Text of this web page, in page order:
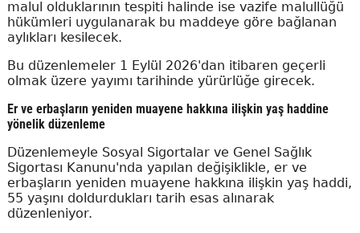
malul olduklarının tespiti halinde ise vazife malullüğü
hükümleri uygulanarak bu maddeye göre bağlanan
aylıkları kesilecek.
Bu düzenlemeler 1 Eylül 2026'dan itibaren geçerli
olmak üzere yayımı tarihinde yürürlüğe girecek.
Er ve erbaşların yeniden muayene hakkına ilişkin yaş haddine
yönelik düzenleme
Düzenlemeyle Sosyal Sigortalar ve Genel Sağlık
Sigortası Kanunu'nda yapılan değişiklikle, er ve
erbaşların yeniden muayene hakkına ilişkin yaş haddi,
55 yaşını doldurdukları tarih esas alınarak
düzenleniyor.